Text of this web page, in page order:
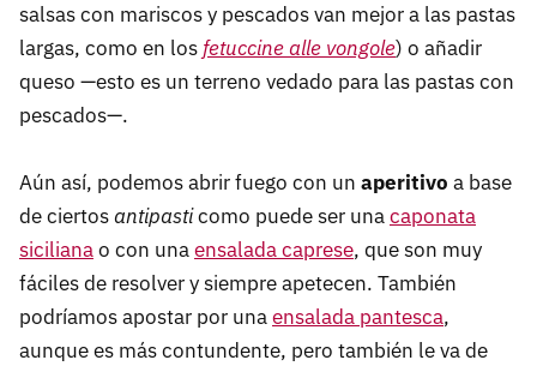
salsas con mariscos y pescados van mejor a las pastas
largas, como en los fetuccine alle vongole) o añadir
queso —esto es un terreno vedado para las pastas con
pescados—.
Aún así, podemos abrir fuego con un aperitivo a base
de ciertosantipasticomo puede ser unacaponata
sicilianao con unaensalada caprese, que son muy
fáciles de resolver y siempre apetecen. También
podríamos apostar por unaensalada pantesca,
aunque es más contundente, pero también le va de